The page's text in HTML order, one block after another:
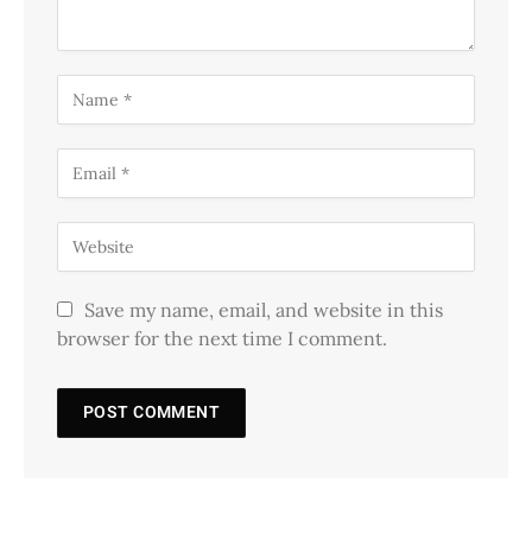
Save my name, email, and website in this
browser for the next time I comment.